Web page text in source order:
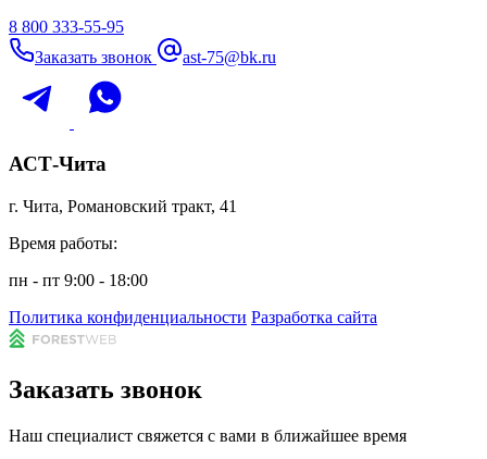
8 800 333-55-95
Заказать звонок
ast-75@bk.ru
АСТ-Чита
г. Чита, Романовский тракт, 41
Время работы:
пн - пт 9:00 - 18:00
Политика конфиденциальности Разработка сайта
Заказать звонок
Наш специалист свяжется с вами в ближайшее время